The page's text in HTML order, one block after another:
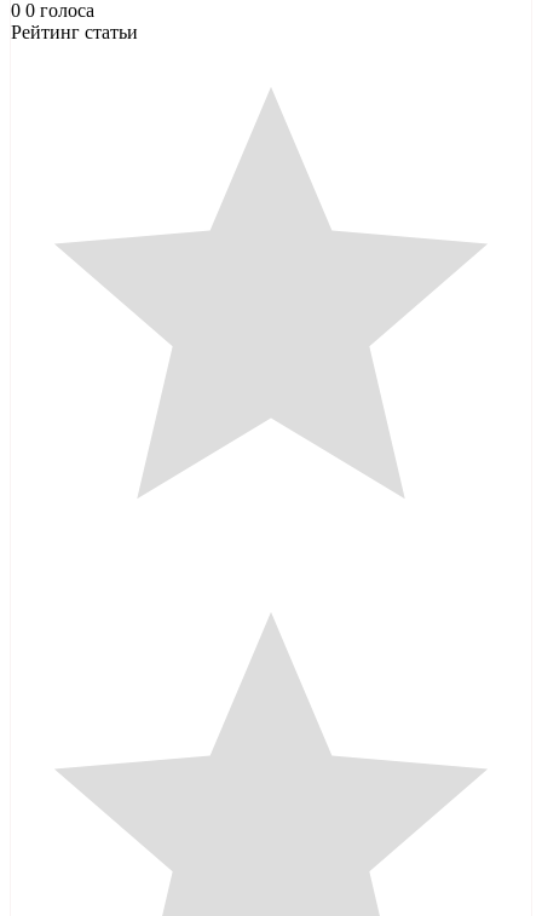
0 0 голоса
Рейтинг статьи